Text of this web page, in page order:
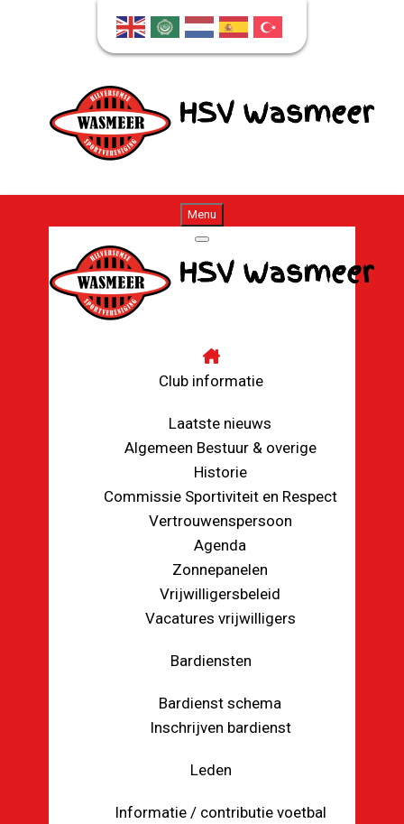
Menu
Club informatie
Laatste nieuws
Algemeen Bestuur & overige
Historie
Commissie Sportiviteit en Respect
Vertrouwenspersoon
Agenda
Zonnepanelen
Vrijwilligersbeleid
Vacatures vrijwilligers
Bardiensten
Bardienst schema
Inschrijven bardienst
Leden
Informatie / contributie voetbal